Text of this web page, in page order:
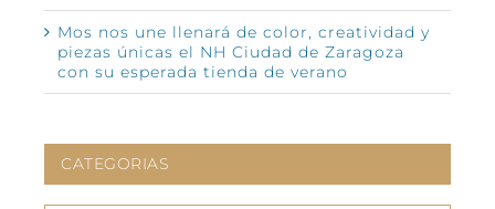
Mos nos une llenará de color, creatividad y
piezas únicas el NH Ciudad de Zaragoza
con su esperada tienda de verano
CATEGORIAS